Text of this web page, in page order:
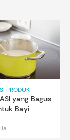
PRODUK
yang Bagus
Bayi